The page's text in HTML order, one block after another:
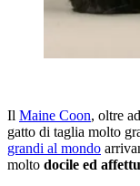
Il Maine Coon, oltre
gatto di taglia molto
grandi al mondo
molto docile ed